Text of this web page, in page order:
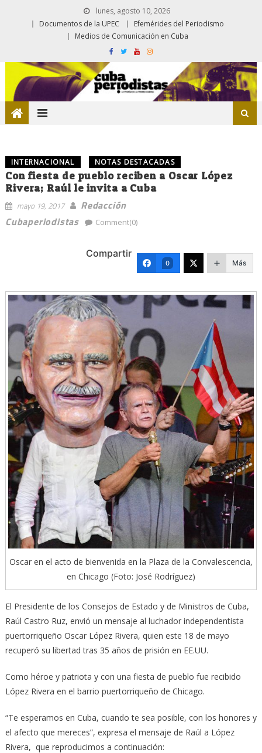
lunes, agosto 10, 2026
Documentos de la UPEC
Efemérides del Periodismo
Medios de Comunicación en Cuba
INTERNACIONAL NOTAS DESTACADAS
Con fiesta de pueblo reciben a Oscar López
Rivera; Raúl le invita a Cuba
mayo 19, 2017
Redacción
Cubaperiodistas
Comment(0)
Compartir
0 Más
Oscar en el acto de bienvenida en la Plaza de la Convalescencia,
en Chicago (Foto: José Rodríguez)
El Presidente de los Consejos de Estado y de Ministros de Cuba,
Raúl Castro Ruz, envió un mensaje al luchador independentista
puertorriqueño Oscar López Rivera, quien este 18 de mayo
recuperó su libertad tras 35 años de prisión en EE.UU.
Como héroe y patriota y con una fiesta de pueblo fue recibido
López Rivera en el barrio puertorriqueño de Chicago.
“Te esperamos en Cuba, cuando te sea posible, con los honores y
el afecto que mereces”, expresa el mensaje de Raúl a López
Rivera, que reproducimos a continuación: